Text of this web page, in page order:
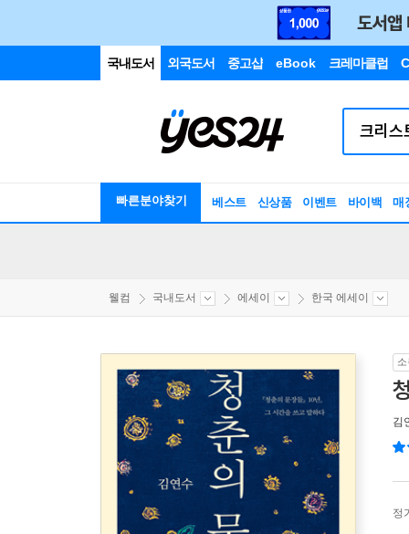
국내도서 외국도서 중고샵 eBook 크레마클럽
빠른분야찾기 베스트 신상품 이벤트 바이백 매
웰컴 국내도서 에세이 한국 에세이
김
정